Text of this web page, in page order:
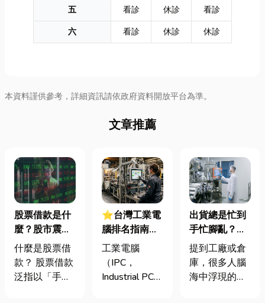
五
看診 休診
看診
六
看診 休診 休診
本資料謹供參考，詳細資訊請依政府資料開放平台為準。
文章推薦
股票借款是什
麼？股市震盪|
股票借款、股
票質借、當鋪
借款完整比較
什麼是股票借
款？ 股票借款
泛指以「手中
⭐台灣工業電
腦排名指南：
台灣三大工業
電腦龍頭有哪
些？工廠採購
工業電腦
（IPC，
Industrial PC）
出貨總是忙到
手忙腳亂？包
裝自動化其實
沒有你想像中
那麼遙遠！
提到工廠或倉
庫，很多人腦
海中浮現的畫